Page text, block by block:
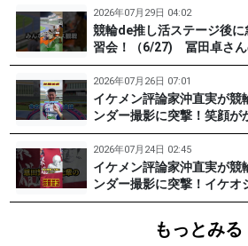
2026年07月29日 04:02
競輪de推し活ステージ後
習会！（6/27) 冨田卓さん
チャレンジした女子たち
けいりん #和田健太郎 #沖直
2026年07月26日 07:01
イケメン評論家沖直実が競
ンダー撮影に突撃！笑顔が
宏樹選手登場！ #pr #松戸
2026年07月24日 02:45
イケメン評論家沖直実が競
ンダー撮影に突撃！イケオ
ツへの思いとは？ #PR #
浦山一栄 #市川健太
もっとみる